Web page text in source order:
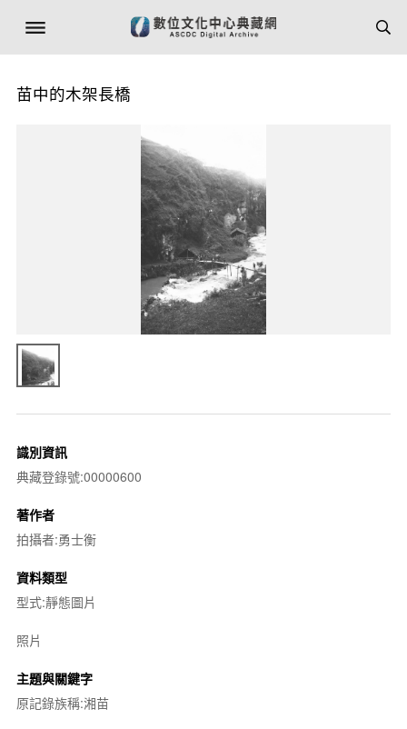
苗中的木架長橋
識別資訊
典藏登錄號:00000600
著作者
拍攝者:勇士衡
資料類型
型式:靜態圖片
照片
主題與關鍵字
原記錄族稱:湘苗